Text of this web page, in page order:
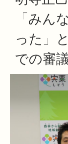
「みん
った」
での審